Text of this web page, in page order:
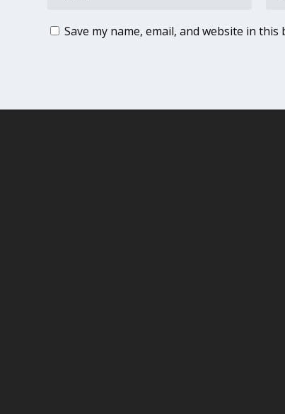
Save my name, email, and website in